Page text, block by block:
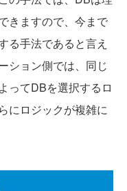
きますので、今まで
る手法であると言え
ション側では、同じ
ってDBを選択するロ
にロジックが複雑に